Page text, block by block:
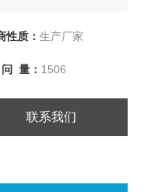
体，有机化学，石油
性质： 生产厂家
量： 1506
联系我们